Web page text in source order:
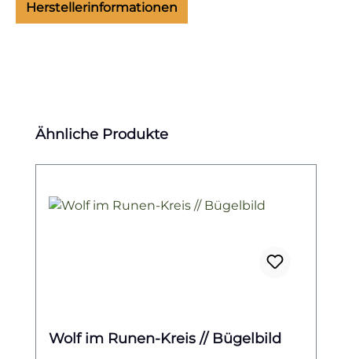
Herstellerinformationen
Produktgalerie überspringen
Ähnliche Produkte
Wolf im Runen-Kreis // Bügelbild